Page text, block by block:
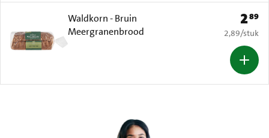
Waldkorn - Bruin
Meergranenbrood
Prijs:
289
€ 2,89 per
2,89/stuk